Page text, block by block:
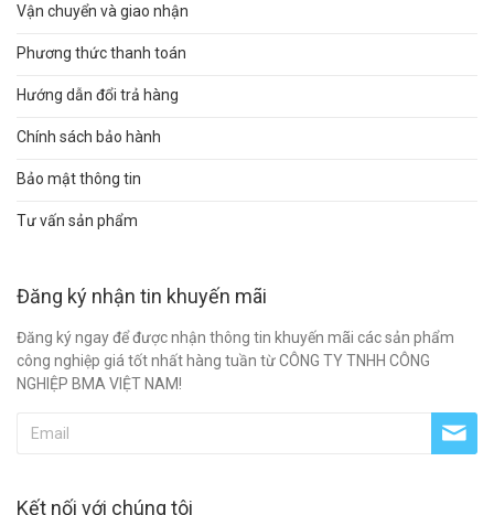
Vận chuyển và giao nhận
Phương thức thanh toán
Hướng dẫn đổi trả hàng
Chính sách bảo hành
Bảo mật thông tin
Tư vấn sản phẩm
Đăng ký nhận tin khuyến mãi
Đăng ký ngay để được nhận thông tin khuyến mãi các sản phẩm
công nghiệp giá tốt nhất hàng tuần từ CÔNG TY TNHH CÔNG
NGHIỆP BMA VIỆT NAM!
Kết nối với chúng tôi